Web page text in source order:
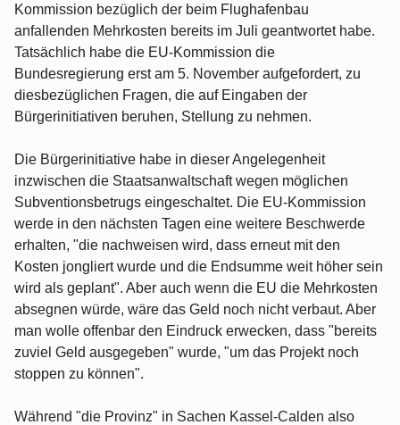
Kommission bezüglich der beim Flughafenbau
anfallenden Mehrkosten bereits im Juli geantwortet habe.
Tatsächlich habe die EU-Kommission die
Bundesregierung erst am 5. November aufgefordert, zu
diesbezüglichen Fragen, die auf Eingaben der
Bürgerinitiativen beruhen, Stellung zu nehmen.
Die Bürgerinitiative habe in dieser Angelegenheit
inzwischen die Staatsanwaltschaft wegen möglichen
Subventionsbetrugs eingeschaltet. Die EU-Kommission
werde in den nächsten Tagen eine weitere Beschwerde
erhalten, "die nachweisen wird, dass erneut mit den
Kosten jongliert wurde und die Endsumme weit höher sein
wird als geplant". Aber auch wenn die EU die Mehrkosten
absegnen würde, wäre das Geld noch nicht verbaut. Aber
man wolle offenbar den Eindruck erwecken, dass "bereits
zuviel Geld ausgegeben" wurde, "um das Projekt noch
stoppen zu können".
Während "die Provinz" in Sachen Kassel-Calden also